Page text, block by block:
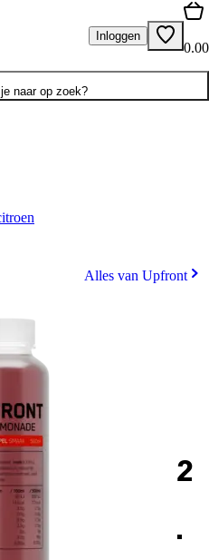
Inloggen
0.00
naar op zoek?
Alles van Upfront
2
.